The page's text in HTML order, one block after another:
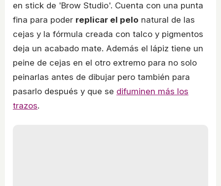
en stick de 'Brow Studio'. Cuenta con una punta
fina para poder replicar el pelo natural de las
cejas y la fórmula creada con talco y pigmentos
deja un acabado mate. Además el lápiz tiene un
peine de cejas en el otro extremo para no solo
peinarlas antes de dibujar pero también para
pasarlo después y que se difuminen más los
trazos.